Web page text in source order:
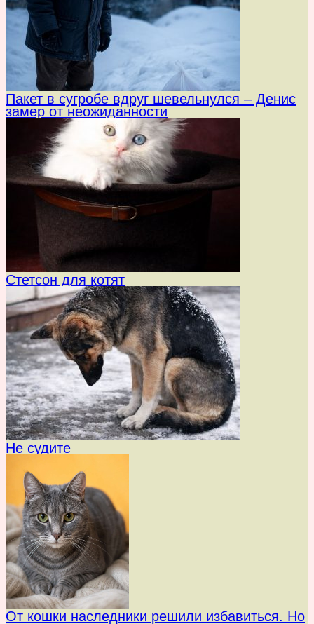
Пакет в сугробе вдруг шевельнулся – Денис
замер от неожиданности
Стетсон для котят
Не судите
От кошки наследники решили избавиться. Но